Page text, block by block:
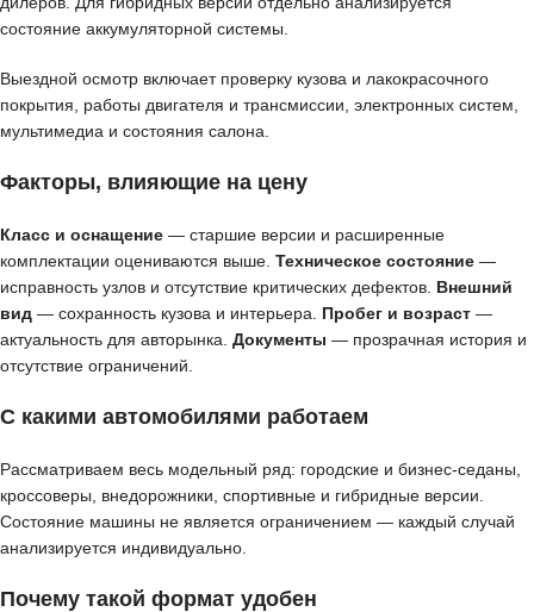
состояние аккумуляторной системы.
Выездной осмотр включает проверку кузова и лакокрасочного
покрытия, работы двигателя и трансмиссии, электронных систем,
мультимедиа и состояния салона.
Факторы, влияющие на цену
Класс и оснащение — старшие версии и расширенные
комплектации оцениваются выше. Техническое состояние —
исправность узлов и отсутствие критических дефектов. Внешний
вид — сохранность кузова и интерьера. Пробег и возраст —
актуальность для авторынка. Документы — прозрачная история и
отсутствие ограничений.
С какими автомобилями работаем
Рассматриваем весь модельный ряд: городские и бизнес-седаны,
кроссоверы, внедорожники, спортивные и гибридные версии.
Состояние машины не является ограничением — каждый случай
анализируется индивидуально.
Почему такой формат удобен